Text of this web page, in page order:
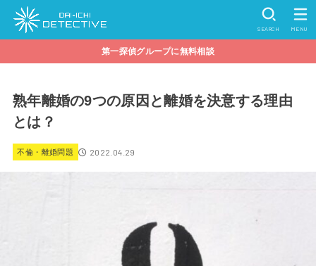
SEARCH MENU
第一探偵グループに無料相談
熟年離婚の9つの原因と離婚を決意する理由
とは？
不倫・離婚問題 2022.04.29